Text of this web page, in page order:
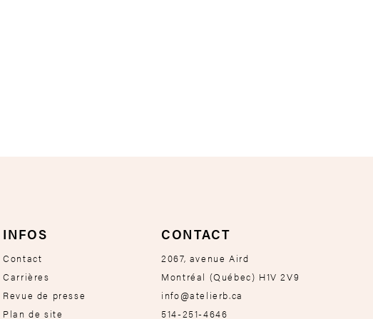
INFOS
Contact
Carrières
Revue de presse
Plan de site
CONTACT
2067, avenue Aird
Montréal (Québec) H1V 2V9
info@atelierb.ca
514-251-4646